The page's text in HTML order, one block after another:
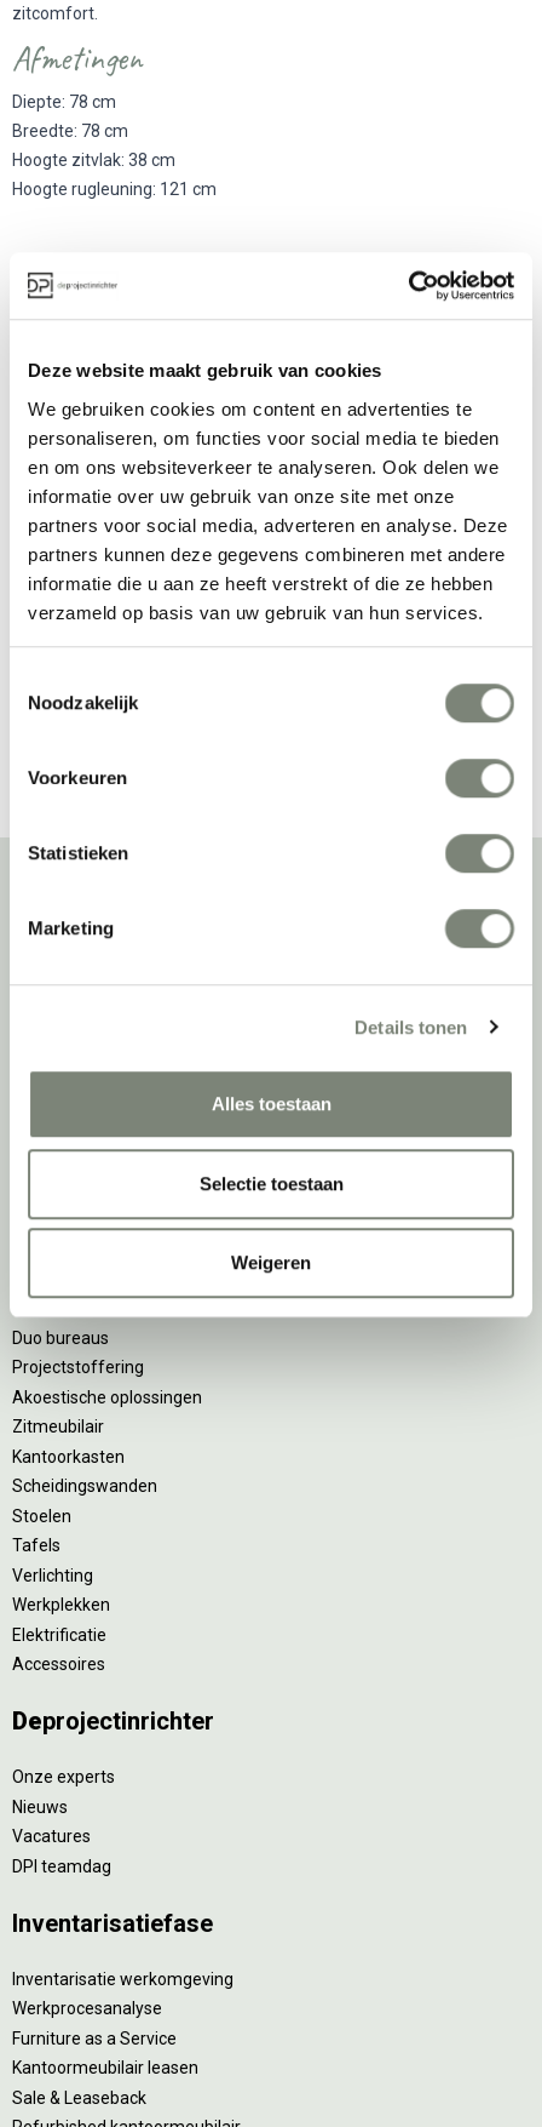
Deze website maakt gebruik van cookies
We gebruiken cookies om content en advertenties te
personaliseren, om functies voor social media te bieden
en om ons websiteverkeer te analyseren. Ook delen we
informatie over uw gebruik van onze site met onze
partners voor social media, adverteren en analyse. Deze
partners kunnen deze gegevens combineren met andere
informatie die u aan ze heeft verstrekt of die ze hebben
verzameld op basis van uw gebruik van hun services.
Noodzakelijk
Voorkeuren
Statistieken
Marketing
Details tonen
Alles toestaan
Selectie toestaan
Weigeren
zitcomfort.
Afmetingen
Diepte: 78 cm
Breedte: 78 cm
Hoogte zitvlak: 38 cm
Hoogte rugleuning: 121 cm
Meer producten van Thonet
Thonet S 661 H
Prijs op aanvraag
Thonet S 220 F stoel
Prijs op aanvraag
Over deprojectinrichter
Als grootste onafhankelijke projectinrichter én expert op het gebied
passie en enthousiasme in om juist dat voor onze klanten te
kijken we ook naar de toekomst. Naar hoe we werkomgevingen een
tweede leven kunnen geven, bijvoorbeeld. Maar ook door keer op
Belangrijke categorieën
Duo bureaus
Projectstoffering
Akoestische oplossingen
Zitmeubilair
Kantoorkasten
Scheidingswanden
Stoelen
Tafels
Verlichting
Werkplekken
Elektrificatie
Accessoires
Deprojectinrichter
Onze experts
Nieuws
Vacatures
DPI teamdag
Inventarisatiefase
Inventarisatie werkomgeving
Werkprocesanalyse
Furniture as a Service
Kantoormeubilair leasen
Sale & Leaseback